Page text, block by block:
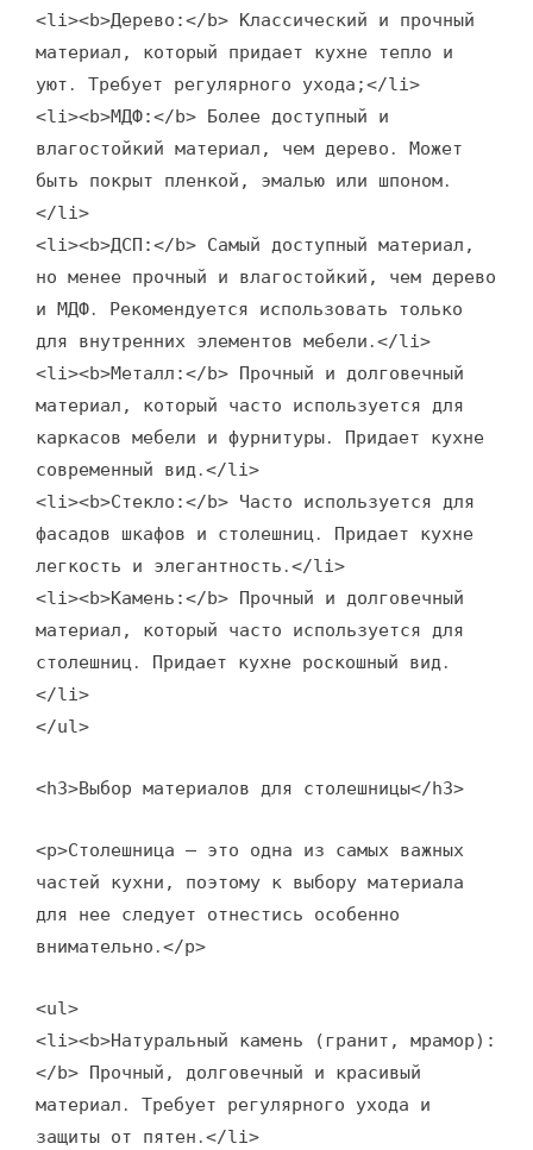
<li><b>Дерево:</b> Классический и прочный
материал, который придает кухне тепло и
уют․ Требует регулярного ухода;</li>
<li><b>МДФ:</b> Более доступный и
влагостойкий материал, чем дерево․ Может
быть покрыт пленкой, эмалью или шпоном․
</li>
<li><b>ДСП:</b> Самый доступный материал,
но менее прочный и влагостойкий, чем дерево
и МДФ․ Рекомендуется использовать только
для внутренних элементов мебели․</li>
<li><b>Металл:</b> Прочный и долговечный
материал, который часто используется для
каркасов мебели и фурнитуры․ Придает кухне
современный вид․</li>
<li><b>Стекло:</b> Часто используется для
фасадов шкафов и столешниц․ Придает кухне
легкость и элегантность․</li>
<li><b>Камень:</b> Прочный и долговечный
материал, который часто используется для
столешниц․ Придает кухне роскошный вид․
</li>
</ul>
<h3>Выбор материалов для столешницы</h3>
<p>Столешница – это одна из самых важных
частей кухни, поэтому к выбору материала
для нее следует отнестись особенно
внимательно․</p>
<ul>
<li><b>Натуральный камень (гранит, мрамор):
</b> Прочный, долговечный и красивый
материал․ Требует регулярного ухода и
защиты от пятен․</li>